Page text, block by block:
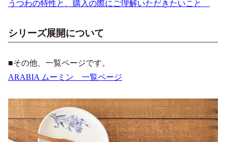
うつわの特性と、購入の際にご理解いただきたいこと
シリーズ展開について
■その他、一覧ページです。
ARABIA ムーミン 一覧ページ